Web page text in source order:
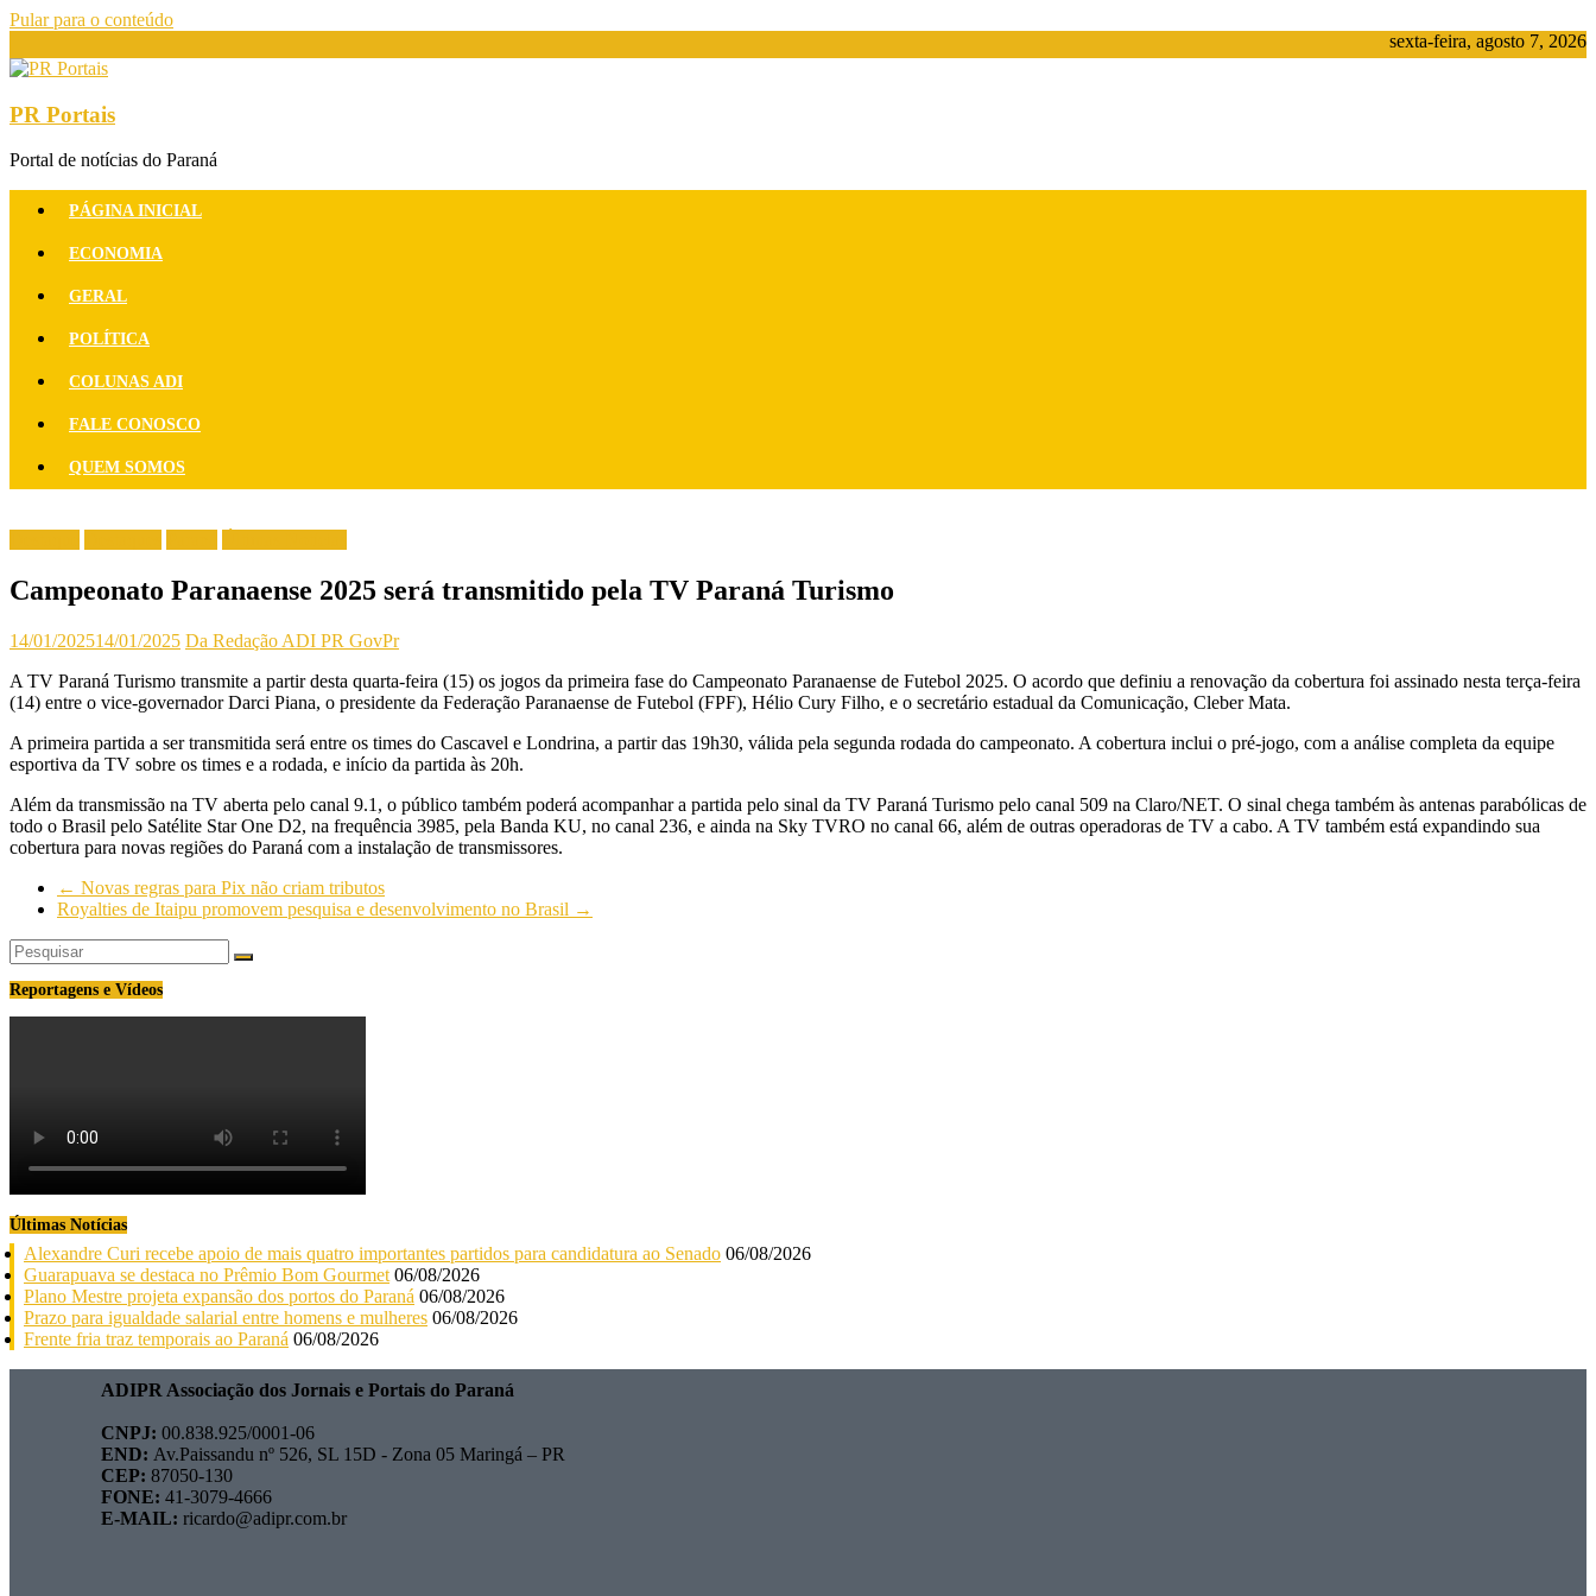
Pular para o conteúdo
sexta-feira, agosto 7, 2026
PR Portais
Portal de notícias do Paraná
PÁGINA INICIAL
ECONOMIA
GERAL
POLÍTICA
COLUNAS ADI
FALE CONOSCO
QUEM SOMOS
Campeonato Paranaense 2025 será transmitido pela TV Paraná Turismo
14/01/202514/01/2025 Da Redação ADI PR GovPr
A TV Paraná Turismo transmite a partir desta quarta-feira (15) os jogos da primeira fase do Campeonato Paranaense de Futebol 2025. O acordo que definiu a renovação da cobertura foi assinado nesta terça-feira
(14) entre o vice-governador Darci Piana, o presidente da Federação Paranaense de Futebol (FPF), Hélio Cury Filho, e o secretário estadual da Comunicação, Cleber Mata.
A primeira partida a ser transmitida será entre os times do Cascavel e Londrina, a partir das 19h30, válida pela segunda rodada do campeonato. A cobertura inclui o pré-jogo, com a análise completa da equipe
esportiva da TV sobre os times e a rodada, e início da partida às 20h.
Além da transmissão na TV aberta pelo canal 9.1, o público também poderá acompanhar a partida pelo sinal da TV Paraná Turismo pelo canal 509 na Claro/NET. O sinal chega também às antenas parabólicas de
todo o Brasil pelo Satélite Star One D2, na frequência 3985, pela Banda KU, no canal 236, e ainda na Sky TVRO no canal 66, além de outras operadoras de TV a cabo. A TV também está expandindo sua
cobertura para novas regiões do Paraná com a instalação de transmissores.
← Novas regras para Pix não criam tributos
Royalties de Itaipu promovem pesquisa e desenvolvimento no Brasil →
Reportagens e Vídeos
Últimas Notícias
Alexandre Curi recebe apoio de mais quatro importantes partidos para candidatura ao Senado 06/08/2026
Guarapuava se destaca no Prêmio Bom Gourmet 06/08/2026
Plano Mestre projeta expansão dos portos do Paraná 06/08/2026
Prazo para igualdade salarial entre homens e mulheres 06/08/2026
Frente fria traz temporais ao Paraná 06/08/2026
ADIPR Associação dos Jornais e Portais do Paraná
CNPJ: 00.838.925/0001-06
END: Av.Paissandu nº 526, SL 15D - Zona 05 Maringá – PR
CEP: 87050-130
FONE: 41-3079-4666
E-MAIL: ricardo@adipr.com.br